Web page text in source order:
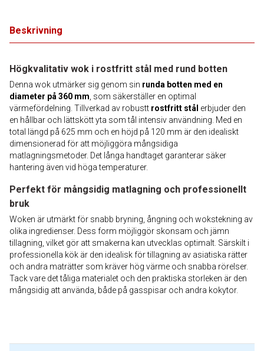
Beskrivning
Högkvalitativ wok i rostfritt stål med rund botten
Denna wok utmärker sig genom sin runda botten med en
diameter på 360 mm , som säkerställer en optimal
värmefördelning. Tillverkad av robustt rostfritt stål erbjuder den
en hållbar och lättskött yta som tål intensiv användning. Med en
total längd på 625 mm och en höjd på 120 mm är den idealiskt
dimensionerad för att möjliggöra mångsidiga
matlagningsmetoder. Det långa handtaget garanterar säker
hantering även vid höga temperaturer.
Perfekt för mångsidig matlagning och professionellt
bruk
Woken är utmärkt för snabb bryning, ångning och wokstekning av
olika ingredienser. Dess form möjliggör skonsam och jämn
tillagning, vilket gör att smakerna kan utvecklas optimalt. Särskilt i
professionella kök är den idealisk för tillagning av asiatiska rätter
och andra maträtter som kräver hög värme och snabba rörelser.
Tack vare det tåliga materialet och den praktiska storleken är den
mångsidig att använda, både på gasspisar och andra kokytor.